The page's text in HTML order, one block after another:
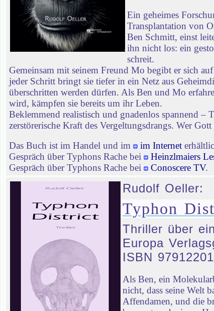
Ein geheimes
Transplantation von
Ben Schmitt, einst
ihn nicht los: ein
schreit.
Gemeinsam mit seinem Freund Mo begibt er sich
jeder Schritt bringt sie tiefer in ein Netz aus
überschritten werden dürfen. Als Ben und Mo
wird, kämpfen sie bereits um ihr Leben.
Beklemmend realistisch und gnadenlos spannend –
zerstörerische Kraft des Vergeltungsdrangs. Wer
Das Buch ist im Handel und im
im Internet
Gespräch über Typhons Rache bei
Heinzlmaiers
Gespräch über Typhons Rache bei
Conoscere TV.
Rudolf Oeller:
Typhon
Thriller über
Europa
ISBN
Als Ben, ein
nicht, dass seine Welt
Affendamen, und die